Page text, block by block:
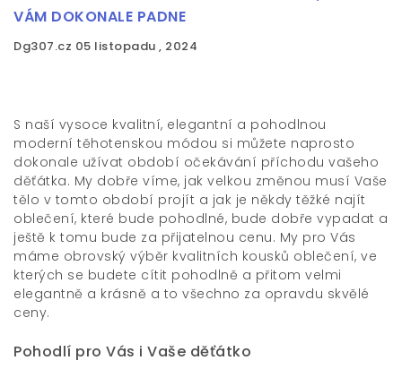
VÁM DOKONALE PADNE
Dg307.cz 05 listopadu , 2024
S naší vysoce kvalitní, elegantní a pohodlnou
moderní těhotenskou módou si můžete naprosto
dokonale užívat období očekávání příchodu vašeho
děťátka. My dobře víme, jak velkou změnou musí Vaše
tělo v tomto období projít a jak je někdy těžké najít
oblečení, které bude pohodlné, bude dobře vypadat a
ještě k tomu bude za přijatelnou cenu. My pro Vás
máme obrovský výběr kvalitních kousků oblečení, ve
kterých se budete cítit pohodlně a přitom velmi
elegantně a krásně a to všechno za opravdu skvělé
ceny.
Pohodlí pro Vás i Vaše děťátko